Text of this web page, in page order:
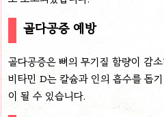
골다공증 예방
골다공증은 뼈의 무기질 함량이 감
비타민 D는 칼슘과 인의 흡수를 돕
이 될 수 있습니다.